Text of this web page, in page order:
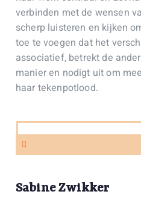
verbinden met de wensen
scherp luisteren en kijken
toe te voegen dat het
associatief, betrekt de
manier en nodigt uit om
haar tekenpotlood.
Sabine Zwikker